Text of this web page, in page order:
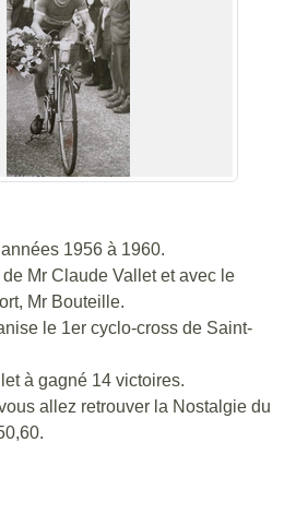
1956 à 1960.
Mr Claude Vallet et avec le
Mr Bouteille.
le 1er cyclo-cross de Saint-
à gagné 14 victoires.
allez retrouver la Nostalgie du